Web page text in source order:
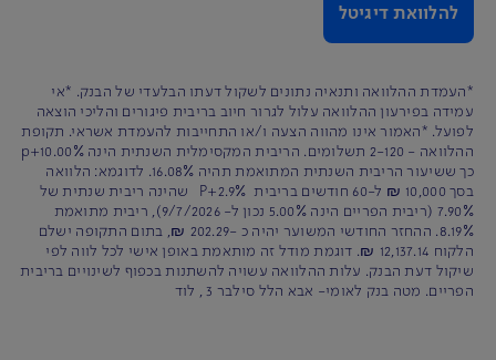
להלוואת דיגיטל
*העמדת ההלוואה ותנאיה נתונים לשקול דעתו הבלעדי של הבנק. *אי
עמידה בפירעון ההלוואה עלול לגרור חיוב בריבית פיגורים והליכי הוצאה
לפועל. *האמור אינו מהווה הצעה ו/או התחייבות להעמדת אשראי. תקופת
ההלוואה - 2-120 תשלומים. הריבית המקסימלית השנתית הינה p+10.00%
כך ששיעור הריבית השנתית המתואמת תהיה 16.08%. לדוגמא: הלוואה
בסך 10,000 ₪ ל-60 חודשים בריבית P+2.9% שהינה ריבית שנתית של
7.90% (ריבית הפריים הינה 5.00% נכון ל- 9/7/2026), ריבית מתואמת
8.19%. ההחזר החודשי המשוער יהיה כ -202.29 ₪, בתום התקופה ישלם
הלקוח 12,137.14 ₪. דוגמת מודל זה מותאמת באופן אישי לכל לווה לפי
שיקול דעת הבנק. עלות ההלוואה עשויה להשתנות בכפוף לשינויים בריבית
הפריים. מטה בנק לאומי- אבא הלל סילבר 3 , לוד